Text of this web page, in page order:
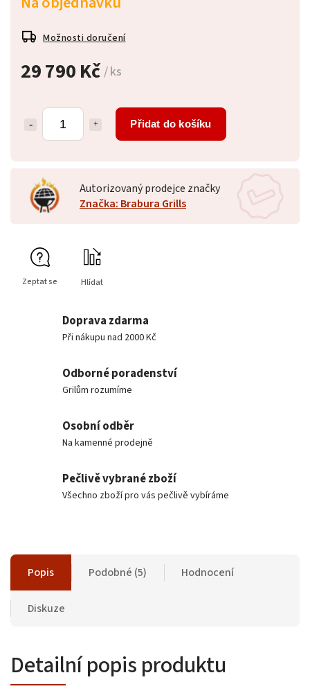
29 790 Kč / ks
Přidat do košíku
Možnosti doručení
Autorizovaný prodejce značky
Značka: Brabura Grills
Zeptat se Hlídat
Doprava zdarma
Při nákupu nad 2000 Kč
Odborné poradenství
Grilům rozumíme
Osobní odběr
Na kamenné prodejně
Pečlivě vybrané zboží
Všechno zboží pro vás pečlivě vybíráme
Popis Podobné (5) Hodnocení
Diskuze
Detailní popis produktu